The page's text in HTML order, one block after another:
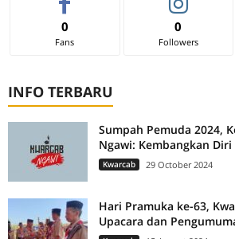
0
Fans
0
Followers
INFO TERBARU
Sumpah Pemuda 2024,
Ngawi: Kembangkan
Kwarcab 29 October 2024
Hari Pramuka ke-63,
Upacara dan